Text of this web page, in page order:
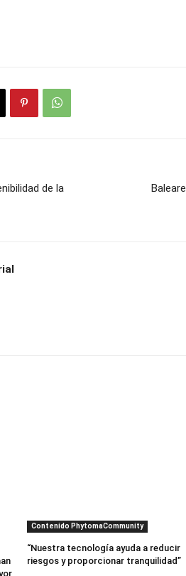
de la
Contenido PhytomaCommunity
“Nuestra tecnología ayuda a reducir
riesgos y proporcionar tranquilidad”